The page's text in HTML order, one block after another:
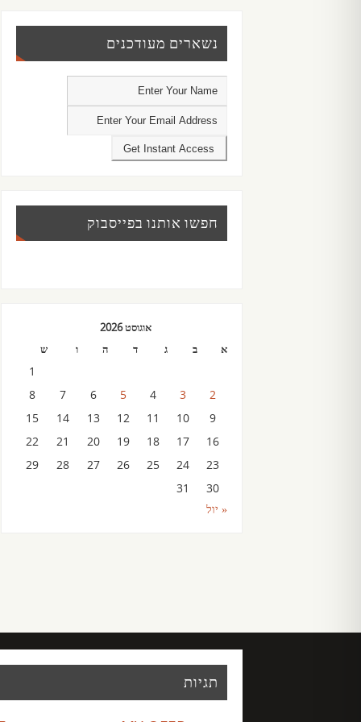
נשארים מעודכנים
חפשו אותנו בפייסבוק
אוגוסט 2026
א
ב ג ד ה ו ש
1
2
3
4
5
6
7
8
9
10
11
12
13
14
15
16
17
18
19
20
21
22
23
24
25
26
27
28
29
30
31
« יול
תגיות